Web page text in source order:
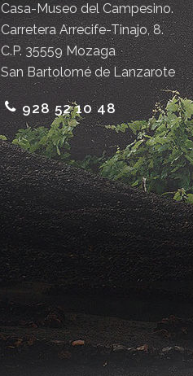
Casa-Museo del Campesino.
Carretera Arrecife-Tinajo, 8.
C.P. 35559 Mozaga
San Bartolomé de Lanzarote
928 52 10 48